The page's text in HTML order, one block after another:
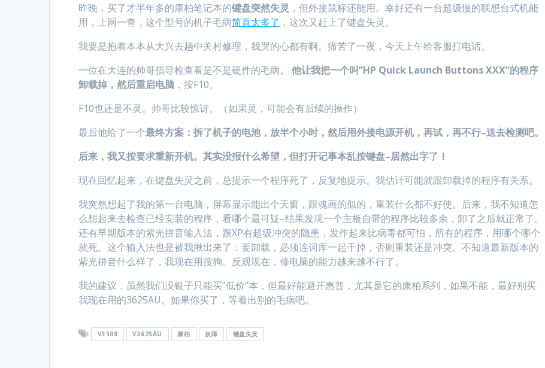
昨晚，买了才半年多的康柏笔记本的键盘突然失灵 ，但外接鼠标还能用。幸好还有一台超级慢的联想台式机能
用，上网一查，这个型号的机子毛病简直太多了 ，这次又赶上了键盘失灵。
我要是抱着本本从大兴去趟中关村修理，我哭的心都有啊。痛苦了一夜，今天上午给客服打电话。
一位在大连的帅哥指导检查看是不是硬件的毛病。他让我把一个叫”HP Quick Launch Buttons XXX”的程序
卸载掉，然后重启电脑 ，按F10。
F10也还是不灵。帅哥比较惊讶。（如果灵，可能会有后续的操作）
最后他给了一个最终方案：拆了机子的电池，放半个小时，然后用外接电源开机，再试，再不行–送去检测吧。
后来，我又按要求重新开机。其实没报什么希望，但打开记事本乱按键盘–居然出字了！
现在回忆起来，在键盘失灵之前，总提示一个程序死了，反复地提示。我估计可能就跟卸载掉的程序有关系。
我突然想起了我的第一台电脑，屏幕显示能出个天窗，跟魂画的似的，重装什么都不好使。后来，我不知道怎
么想起来去检查已经安装的程序，看哪个最可疑–结果发现一个主板自带的程序比较多余，卸了之后就正常了。
还有早期版本的紫光拼音输入法，跟XP有超级冲突的隐患，发作起来比病毒都可怕，所有的程序，用哪个哪个
就死。这个输入法也是被我揪出来了：要卸载，必须连词库一起干掉，否则重装还是冲突。不知道最新版本的
紫光拼音什么样了，我现在用搜狗。反观现在，修电脑的能力越来越不行了。
我的建议，虽然我们没银子只能买”低价”本，但最好能避开惠普，尤其是它的康柏系列，如果不能，最好别买
我现在用的3625AU。如果你买了，等着出别的毛病吧。
V3500 V3625AU 康柏 故障 键盘失灵